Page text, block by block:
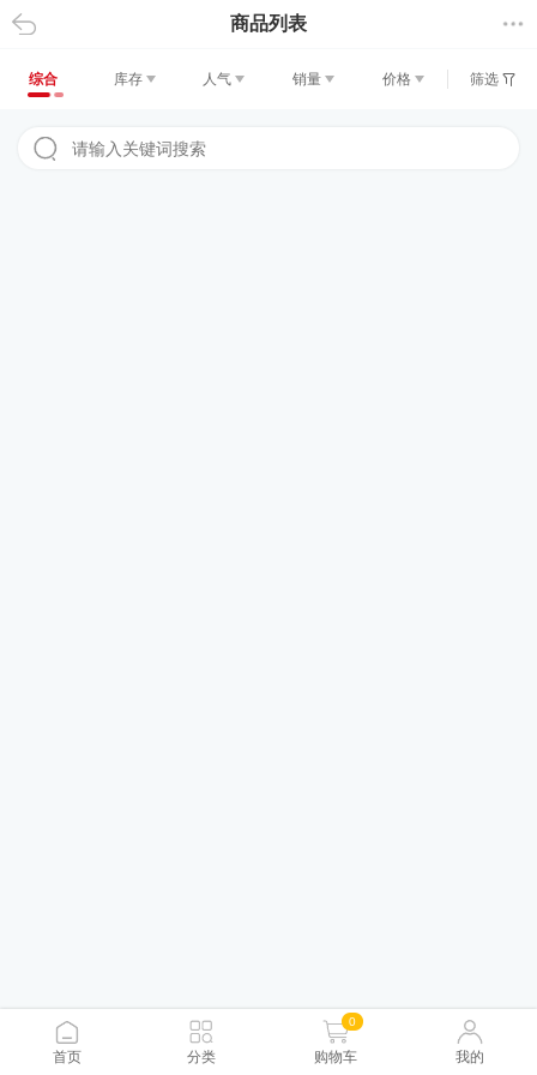
返回 商品列表
综合 库存 人气 销量 价格 筛选
首页 分类
0
购物车 我的